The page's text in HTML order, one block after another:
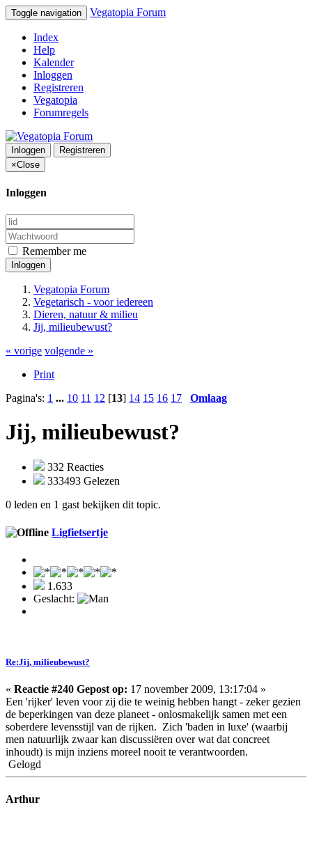
Toggle navigation Vegatopia Forum
Index
Help
Kalender
Inloggen
Registreren
Vegatopia
Forumregels
Inloggen
Registreren
×Close
Inloggen
Remember me
Inloggen
Vegatopia Forum
Vegetarisch - voor iedereen
Dieren, natuur & milieu
Jij, milieubewust?
« vorige volgende »
Print
Pagina's: 1 ... 10 11 12 [13] 14 15 16 17 Omlaag
Jij, milieubewust?
332 Reacties
333493 Gelezen
0 leden en 1 gast bekijken dit topic.
Ligfietsertje
1.633
Geslacht:
Re:Jij, milieubewust?
« Reactie #240 Gepost op: 17 november 2009, 13:17:04 »
Een 'rijker' leven voor zij die te weinig hebben hangt - zeker gezien
de beperkingen van deze planeet - onlosmakelijk samen met een
soberdere levensstijl van de rijken. Zich 'baden in luxe' (waarbij
men natuurlijk zwaar kan discussiëren over wat dat concreet
inhoudt) is mijn inziens moreel nooit te verantwoorden.
Gelogd
Arthur